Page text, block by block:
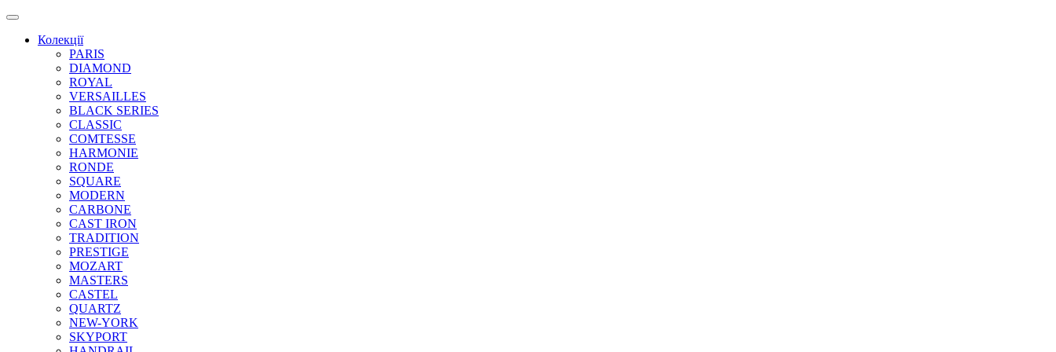
Колекції
PARIS
DIAMOND
ROYAL
VERSAILLES
BLACK SERIES
CLASSIC
COMTESSE
HARMONIE
RONDE
SQUARE
MODERN
CARBONE
CAST IRON
TRADITION
PRESTIGE
MOZART
MASTERS
CASTEL
QUARTZ
NEW-YORK
SKYPORT